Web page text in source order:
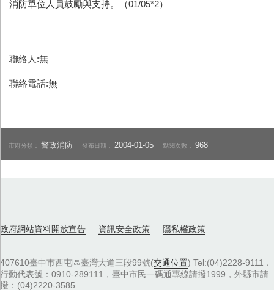
消防單位人員鼓勵與支持。（01/05*2）
聯絡人:無
聯絡電話:無
市府分類：警政消防 發布日期： 2004-01-05 點閱次數：968
政府網站資料開放宣告 資訊安全政策 隱私權政策
407610臺中市西屯區臺灣大道三段99號(交通位置) Tel:(04)2228-9111．
行動代表號：0910-289111，臺中市民一碼通專線請撥1999，外縣市請
撥：(04)2220-3585